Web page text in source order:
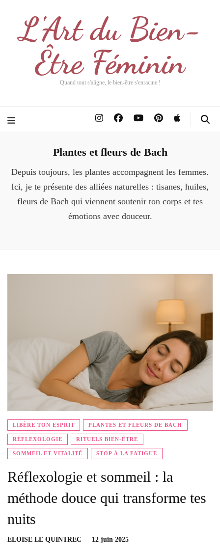
L'Art du Bien-
Être Féminin
Quand tout s'aligne, le bien-être s'enracine !
Plantes et fleurs de Bach
Depuis toujours, les plantes accompagnent les femmes.
Ici, je te présente des alliées naturelles : tisanes, huiles,
fleurs de Bach qui viennent soutenir ton corps et tes
émotions avec douceur.
LIBÈRE TON ESPRIT PLANTES ET FLEURS DE BACH
RÉFLEXOLOGIE RITUELS BIEN-ÊTRE
SOMMEIL ET VITALITÉ STOP À LA FATIGUE
Réflexologie et sommeil : la
méthode douce qui transforme tes
nuits
ELOISE LE QUINTREC 12 juin 2025